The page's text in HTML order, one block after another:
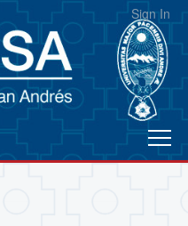
Sign In